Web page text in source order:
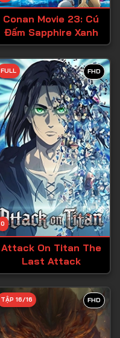
Conan Movie 23: Cú
Đấm Sapphire Xanh
FHD
0
FULL
Attack On Titan The
Last Attack
FHD
TẬP 16/16